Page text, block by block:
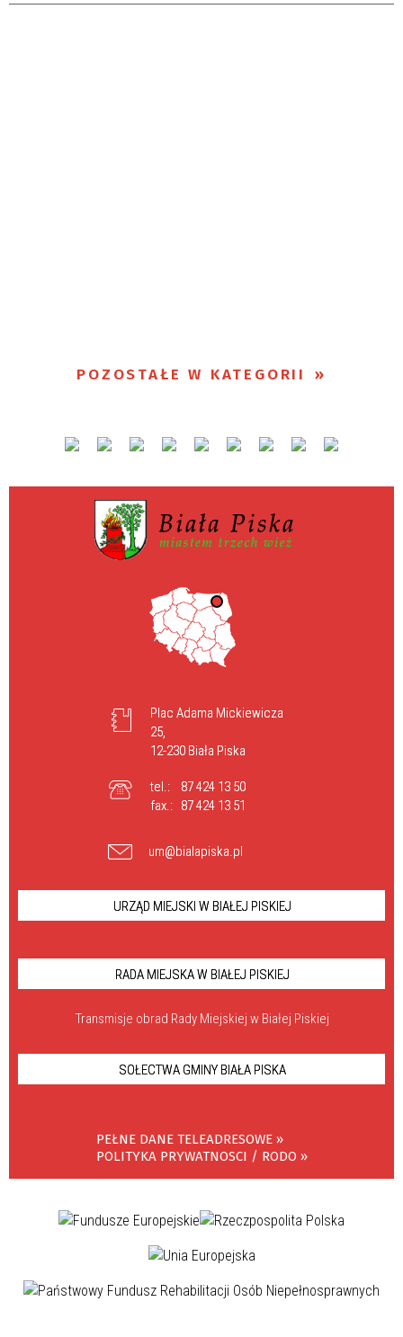
POZOSTAŁE W KATEGORII
Plac Adama Mickiewicza
25,
12-230 Biała Piska
tel.:
87 424 13 50
fax.: 87 424 13 51
um@bialapiska.pl
URZĄD MIEJSKI W BIAŁEJ PISKIEJ
RADA MIEJSKA W BIAŁEJ PISKIEJ
Transmisje obrad Rady Miejskiej w Białej Piskiej
SOŁECTWA GMINY BIAŁA PISKA
PEŁNE DANE TELEADRESOWE »
POLITYKA PRYWATNOSCI / RODO »